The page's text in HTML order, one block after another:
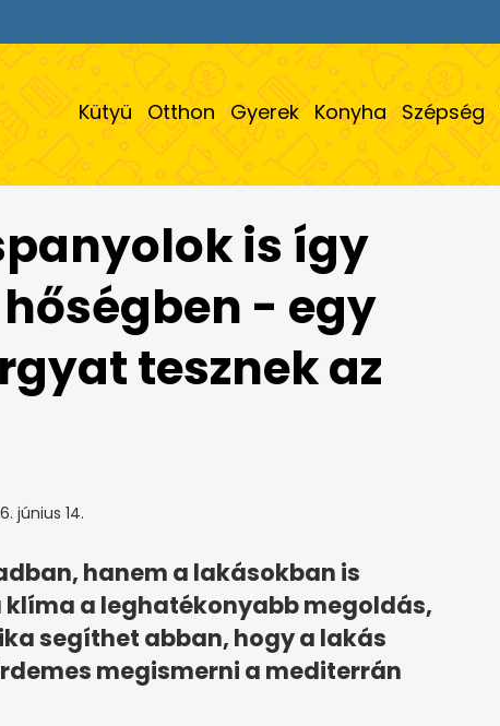
Kütyü Otthon Gyerek Konyha Szépség
is így
- egy
tesznek az
június 14.
hanem a lakásokban is
a leghatékonyabb megoldás,
segíthet abban, hogy a lakás
megismerni a mediterrán